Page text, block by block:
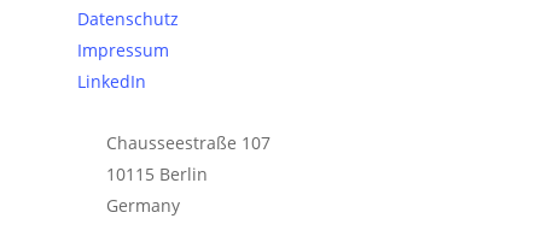
Datenschutz
Impressum
LinkedIn
Chausseestraße 107
10115 Berlin
Germany